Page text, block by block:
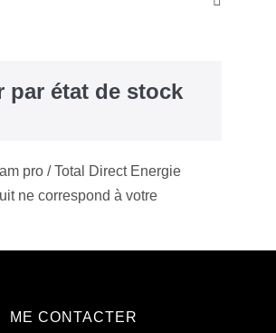
par état de stock
pro / Total Direct Energie
ne correspond à votre
ME CONTACTER